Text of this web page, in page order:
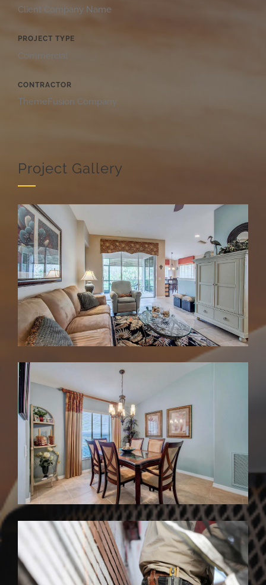
Client Company Name
PROJECT TYPE
Commercial
CONTRACTOR
ThemeFusion Company
Project Gallery